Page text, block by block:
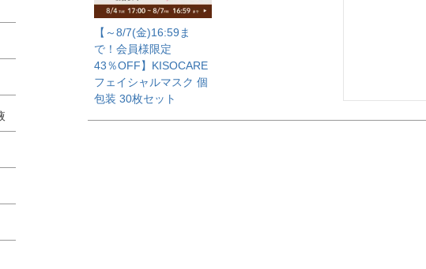
【～8/7(金)16:59ま
で！会員様限定
43％OFF】KISOCARE
フェイシャルマスク 個
包装 30枚セット